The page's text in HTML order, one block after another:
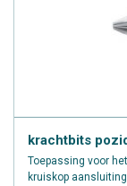
krachtbits
Toepassing voor
kruiskop